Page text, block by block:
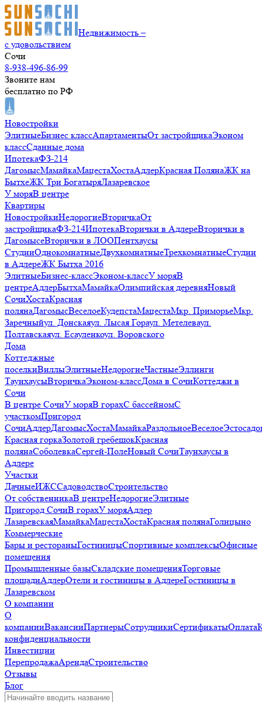
Недвижимость –
с удовольствием
Сочи
8-938-496-86-99
Звоните нам
бесплатно по РФ
Новостройки
ЭлитныеБизнес классАпартаментыОт застройщикаЭконом
классСданные дома
ИпотекаФЗ-214
ДагомысМамайкаМацестаХостаАдлерКрасная ПолянаЖК на
БытхеЖК Три БогатыряЛазаревское
У моряВ центре
Квартиры
НовостройкиНедорогиеВторичкаОт
застройщикаФЗ-214ИпотекаВторички в АдлереВторички в
ДагомысеВторички в ЛООПентхаусы
СтудииОднокомнатныеДвухкомнатныеТрехкомнатныеСтудии
в АдлереЖК Бытха 2016
ЭлитныеБизнес-классЭконом-классУ моряВ
центреАдлерБытхаМамайкаОлимпийская деревняНовый
СочиХостаКрасная
полянаДагомысВеселоеКудепстаМацестаМкр. ПриморьеМкр.
Заречныйул. Донскаяул. Лысая Гораул. Метелеваул.
Полтавскаяул. Есауленкоул. Воровского
Дома
Коттеджные
поселкиВиллыЭлитныеНедорогиеЧастныеЭллинги
ТаунхаусыВторичкаЭконом-классДома в СочиКоттеджи в
Сочи
В центре СочиУ моряВ горахС бассейномС
участкомПригород
СочиАдлерДагомысХостаМамайкаРаздольноеВеселое
Красная горкаЗолотой гребешокКрасная
полянаСоболевкаСергей-ПолеНовый СочиТаунхаусы в
Адлере
Участки
ДачныеИЖССадоводствоСтроительство
От собственникаВ центреНедорогиеЭлитные
Пригород СочиВ горахУ моряАдлер
ЛазаревскаяМамайкаМацестаХостаКрасная полянаГолицыно
Коммерческие
Бары и рестораныГостиницыСпортивные комплексыОфисные
помещения
Промышленные базыСкладские помещенияТорговые
площадиАдлерОтели и гостиницы в АдлереГостиницы в
Лазаревском
О компании
О
компанииВакансииПартнерыСотрудникиСертификатыОплата
конфиденциальности
Инвестиции
ПерепродажаАрендаСтроительство
Отзывы
Блог